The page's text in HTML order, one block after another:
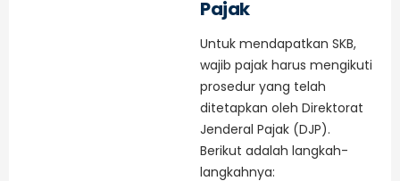
Pajak
Untuk mendapatkan SKB,
wajib pajak harus mengikuti
prosedur yang telah
ditetapkan oleh Direktorat
Jenderal Pajak (DJP).
Berikut adalah langkah-
langkahnya: